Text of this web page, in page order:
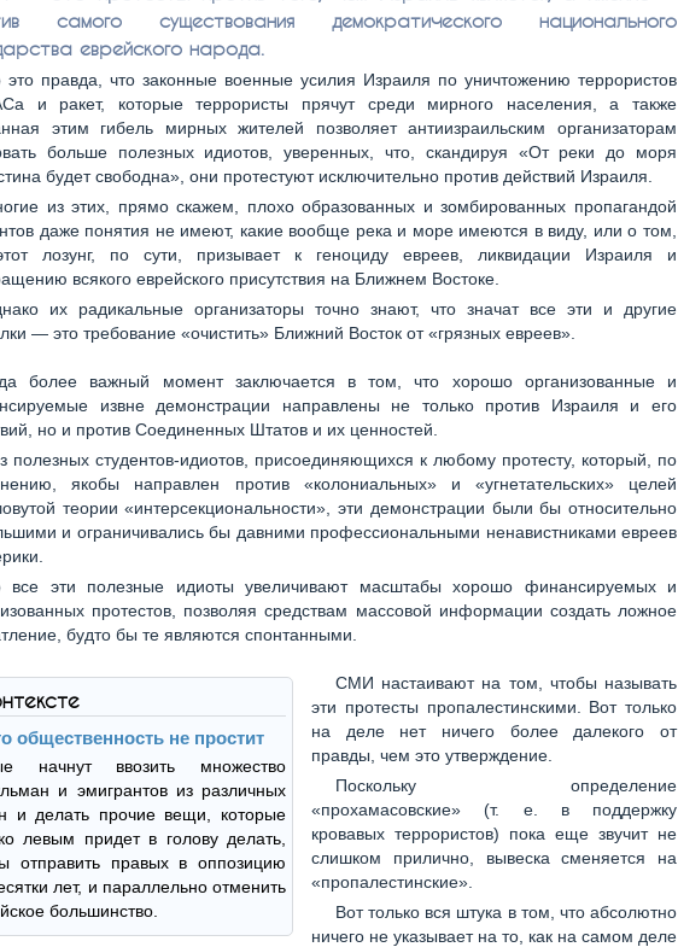
самого существования демократического национального
еврейского народа.
это правда, что законные военные усилия Израиля по уничтожению террористов
и ракет, которые террористы прячут среди мирного населения, а также
этим гибель мирных жителей позволяет антиизраильским организаторам
больше полезных идиотов, уверенных, что, скандируя «От реки до моря
будет свободна», они протестуют исключительно против действий Израиля.
из этих, прямо скажем, плохо образованных и зомбированных пропагандой
даже понятия не имеют, какие вообще река и море имеются в виду, или о том,
лозунг, по сути, призывает к геноциду евреев, ликвидации Израиля и
всякого еврейского присутствия на Ближнем Востоке.
их радикальные организаторы точно знают, что значат все эти и другие
— это требование «очистить» Ближний Восток от «грязных евреев».
более важный момент заключается в том, что хорошо организованные и
извне демонстрации направлены не только против Израиля и его
но и против Соединенных Штатов и их ценностей.
полезных студентов-идиотов, присоединяющихся к любому протесту, который, по
якобы направлен против «колониальных» и «угнетательских» целей
теории «интерсекциональности», эти демонстрации были бы относительно
и ограничивались бы давними профессиональными ненавистниками евреев
все эти полезные идиоты увеличивают масштабы хорошо финансируемых и
протестов, позволяя средствам массовой информации создать ложное
будто бы те являются спонтанными.
общественность не простит
начнут ввозить множество
и эмигрантов из различных
и делать прочие вещи, которые
левым придет в голову делать,
отправить правых в оппозицию
лет, и параллельно отменить
большинство.
СМИ настаивают на том, чтобы называть
эти протесты пропалестинскими. Вот только
на деле нет ничего более далекого от
правды, чем это утверждение.
Поскольку определение
«прохамасовские» (т. е. в поддержку
кровавых террористов) пока еще звучит не
слишком прилично, вывеска сменяется на
«пропалестинские».
Вот только вся штука в том, что абсолютно
ничего не указывает на то, как на самом деле